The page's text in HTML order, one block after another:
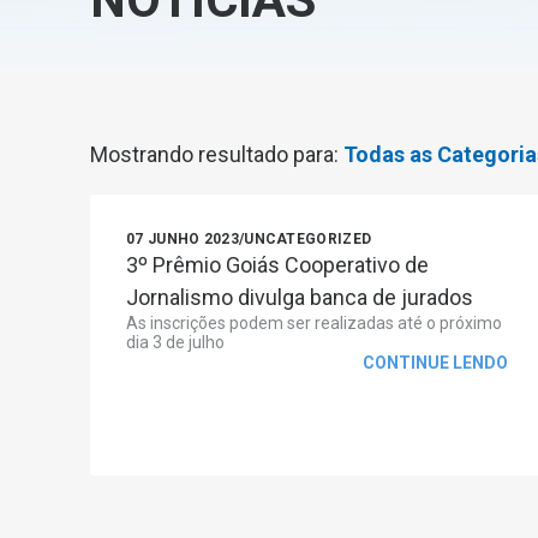
Mostrando resultado para: Todas as
07 JUNHO 2023/UNCATEGORIZED
3º Prêmio Goiás Cooperativo de
Jornalismo divulga banca de jurados
As inscrições podem ser realizadas até o próximo
dia 3 de julho
CONTINUE LENDO